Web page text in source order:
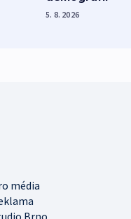
5. 8. 2026
média